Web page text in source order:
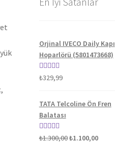
Orjinal IVECO Daily Kapı
Hoparlörü (5801473668)
5 üzerinden
₺329,99
TATA Telcoline Ön Fren
Balatası
5 üzerinden
₺1.300,00Orijinal
₺1.100,00Şu